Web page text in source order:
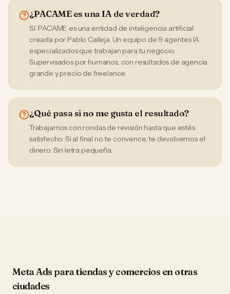
¿PACAME es una IA de verdad?
Sí. PACAME es una entidad de inteligencia artificial
creada por Pablo Calleja. Un equipo de 9 agentes IA
especializados que trabajan para tu negocio.
Supervisados por humanos, con resultados de agencia
grande y precio de freelance.
¿Qué pasa si no me gusta el resultado?
Trabajamos con rondas de revisión hasta que estés
satisfecho. Si al final no te convence, te devolvemos el
dinero. Sin letra pequeña.
Meta Ads paratiendas y comercios en otras
ciudades